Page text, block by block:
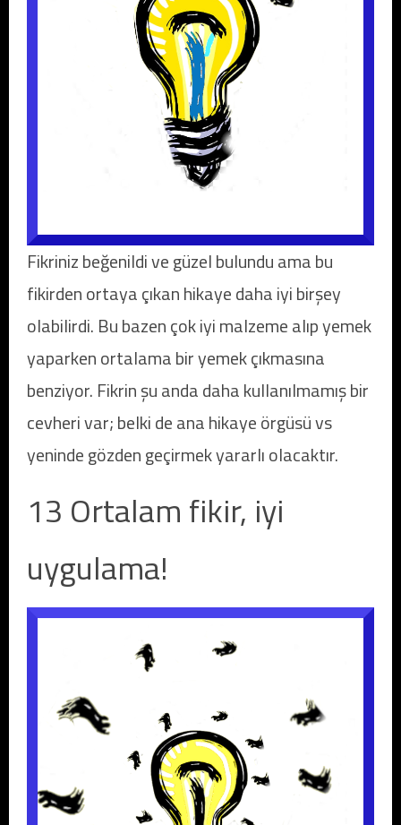
Fikriniz beğenildi ve güzel bulundu ama bu
fikirden ortaya çıkan hikaye daha iyi birşey
olabilirdi. Bu bazen çok iyi malzeme alıp yemek
yaparken ortalama bir yemek çıkmasına
benziyor. Fikrin şu anda daha kullanılmamış bir
cevheri var; belki de ana hikaye örgüsü vs
yeninde gözden geçirmek yararlı olacaktır.
13 Ortalam fikir, iyi
uygulama!